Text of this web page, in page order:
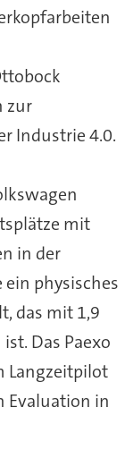
zur
Industrie 4.0.
mit
in der
physisches
das mit 1,9
Das Paexo
Langzeitpilot
Evaluation in